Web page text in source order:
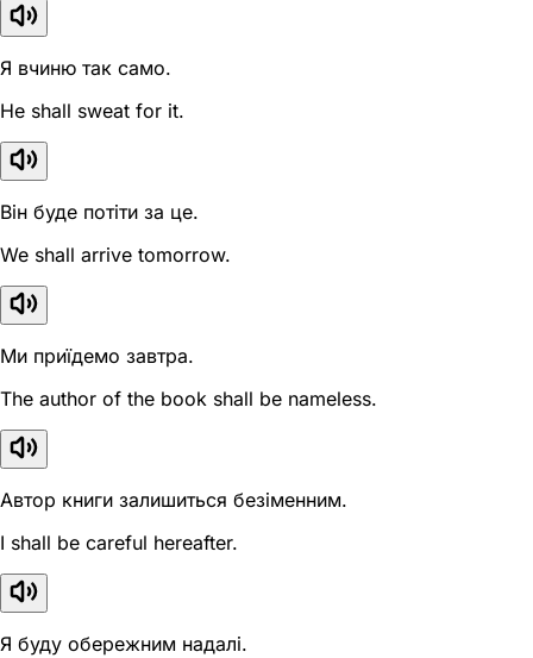
Я вчиню так само.
He shall sweat for it.
Він буде потіти за це.
We shall arrive tomorrow.
Ми приїдемо завтра.
The author of the book shall be nameless.
Автор книги залишиться безіменним.
I shall be careful hereafter.
Я буду обережним надалі.